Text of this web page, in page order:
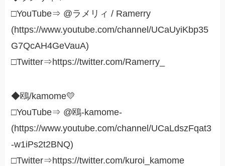
□YouTube⇒ @ラメリィ / Ramerry
(https://www.youtube.com/channel/UCaUyiKbp35
G7QcAH4GeVauA)
□Twitter⇒https://twitter.com/Ramerry_
◆鴎/kamome💛
□YouTube⇒ @鴎-kamome-
(https://www.youtube.com/channel/UCaLdszFqat3
-w1iPs2t2BNQ)
□Twitter⇒https://twitter.com/kuroi_kamome